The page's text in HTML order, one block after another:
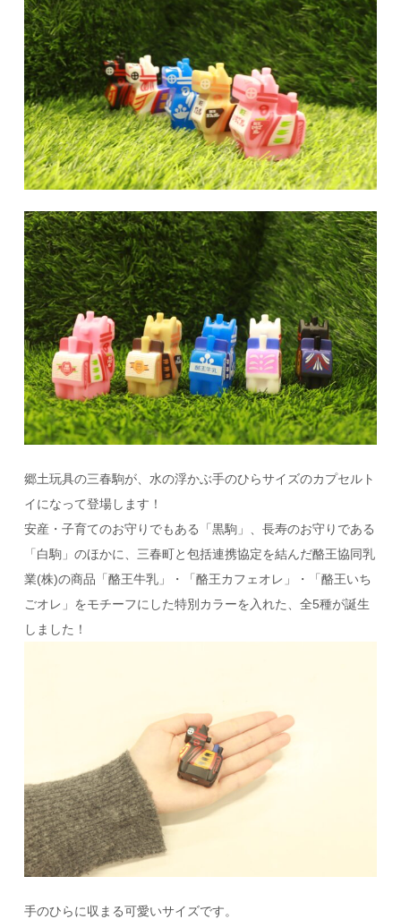
郷土玩具の三春駒が、水の浮かぶ手のひらサイズのカプセルト
イになって登場します！
安産・子育てのお守りでもある「黒駒」、長寿のお守りである
「白駒」のほかに、三春町と包括連携協定を結んだ酪王協同乳
業(株)の商品「酪王牛乳」・「酪王カフェオレ」・「酪王いち
ごオレ」をモチーフにした特別カラーを入れた、全5種が誕生
しました！
手のひらに収まる可愛いサイズです。